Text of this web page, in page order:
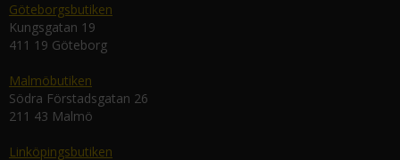
Göteborgsbutiken
Kungsgatan 19
411 19 Göteborg
Malmöbutiken
Södra Förstadsgatan 26
211 43 Malmö
Linköpingsbutiken